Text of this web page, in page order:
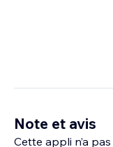
Note et avis
Cette appli n’a